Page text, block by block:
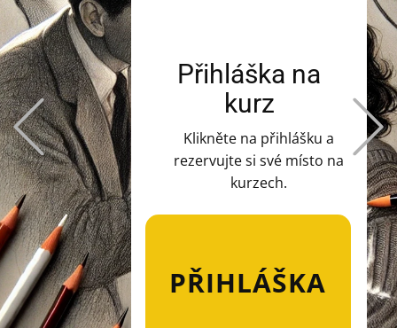
Přihláška na
kurz
Klikněte na přihlášku a
rezervujte si své místo na
kurzech.
PŘIHLÁŠKA
Previous